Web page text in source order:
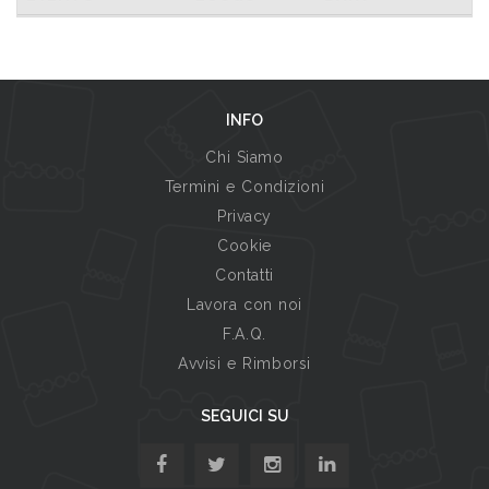
INFO
Chi Siamo
Termini e Condizioni
Privacy
Cookie
Contatti
Lavora con noi
F.A.Q.
Avvisi e Rimborsi
SEGUICI SU